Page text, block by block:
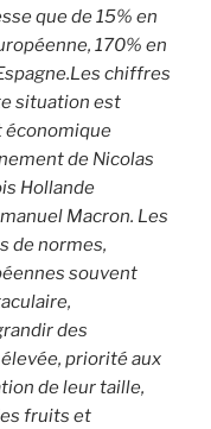
que de 15% en
170% en
Les chiffres
situation est
économique
de Nicolas
Hollande
Macron. Les
de normes,
souvent
des
priorité aux
de leur taille,
fruits et